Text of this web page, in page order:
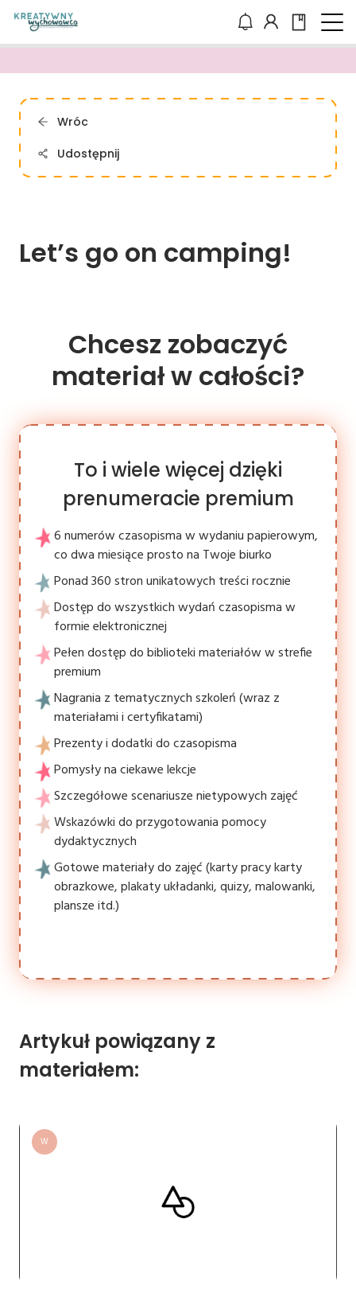
Wróc
Udostępnij
Let’s go on camping!
Chcesz zobaczyć
materiał w całości?
To i wiele więcej dzięki
prenumeracie premium
6 numerów czasopisma w wydaniu papierowym,
co dwa miesiące prosto na Twoje biurko
Ponad 360 stron unikatowych treści rocznie
Dostęp do wszystkich wydań czasopisma w
formie elektronicznej
Pełen dostęp do biblioteki materiałów w strefie
premium
Nagrania z tematycznych szkoleń (wraz z
materiałami i certyfikatami)
Prezenty i dodatki do czasopisma
Pomysły na ciekawe lekcje
Szczegółowe scenariusze nietypowych zajęć
Wskazówki do przygotowania pomocy
dydaktycznych
Gotowe materiały do zajęć (karty pracy karty
obrazkowe, plakaty układanki, quizy, malowanki,
plansze itd.)
Artykuł powiązany z
materiałem:
W